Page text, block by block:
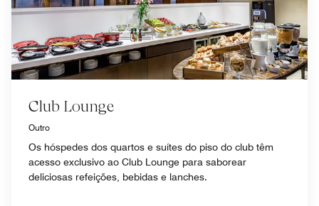
Club Lounge
Outro
Os hóspedes dos quartos e suítes do piso do club têm
acesso exclusivo ao Club Lounge para saborear
deliciosas refeições, bebidas e lanches.